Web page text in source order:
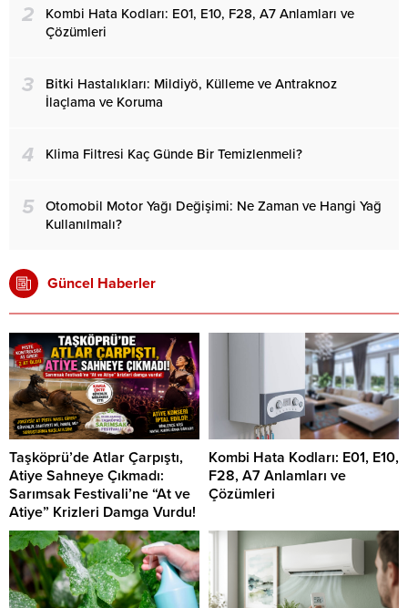
2
Kombi Hata Kodları: E01, E10, F28, A7 Anlamları ve
Çözümleri
3
Bitki Hastalıkları: Mildiyö, Külleme ve Antraknoz
İlaçlama ve Koruma
4 Klima Filtresi Kaç Günde Bir Temizlenmeli?
5
Otomobil Motor Yağı Değişimi: Ne Zaman ve Hangi Yağ
Kullanılmalı?
Güncel Haberler
Taşköprü’de Atlar Çarpıştı,
Atiye Sahneye Çıkmadı:
Sarımsak Festivali’ne “At ve
Atiye” Krizleri Damga Vurdu!
Kombi Hata Kodları: E01, E10,
F28, A7 Anlamları ve
Çözümleri